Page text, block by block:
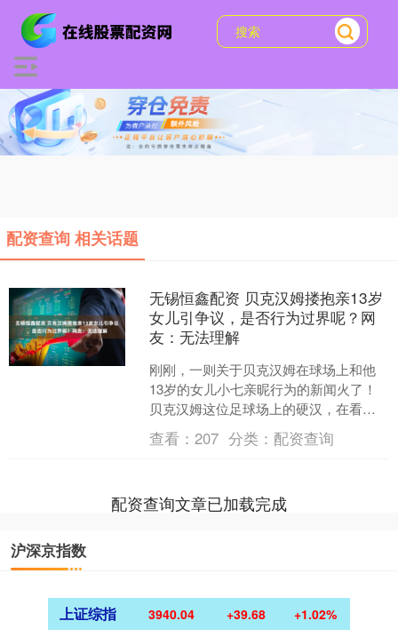
配资查询 相关话题
无锡恒鑫配资 贝克汉姆搂抱亲13岁
女儿引争议，是否行为过界呢？网
友：无法理解
刚刚，一则关于贝克汉姆在球场上和他
13岁的女儿小七亲昵行为的新闻火了！
贝克汉姆这位足球场上的硬汉，在看球
赛时竟然搂抱并亲吻了他的女儿，这一
幕让不少网友直呼看不懂....
查看：207 分类： 配资查询
配资查询文章已加载完成
沪深京指数
上证综指 3940.04 +39.68 +1.02%